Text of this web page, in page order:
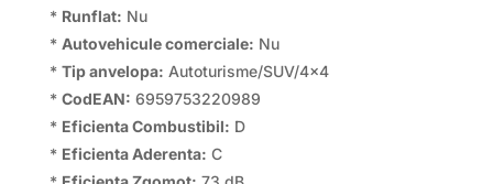
* Runflat: Nu
* Autovehicule comerciale: Nu
* Tip anvelopa: Autoturisme/SUV/4×4
* CodEAN: 6959753220989
* Eficienta Combustibil: D
* Eficienta Aderenta: C